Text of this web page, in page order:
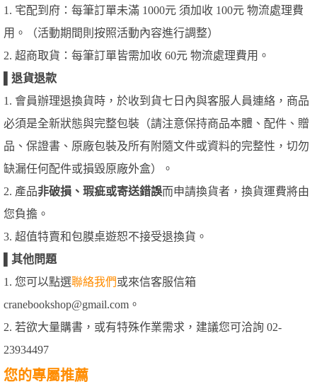
1. 宅配到府：每筆訂單未滿 1000元 須加收 100元 物流處理費
用。（活動期間則按照活動內容進行調整）
2. 超商取貨：每筆訂單皆需加收 60元 物流處理費用。
退貨退款
1. 會員辦理退換貨時，於收到貨七日內與客服人員連絡，商品
必須是全新狀態與完整包裝（請注意保持商品本體、配件、贈
品、保證書、原廠包裝及所有附隨文件或資料的完整性，切勿
缺漏任何配件或損毀原廠外盒）。
2. 產品非破損、瑕疵或寄送錯誤而申請換貨者，換貨運費將由
您負擔。
3. 超值特賣和包膜桌遊恕不接受退換貨。
其他問題
1. 您可以點選聯絡我們或來信客服信箱
cranebookshop@gmail.com。
2. 若欲大量購書，或有特殊作業需求，建議您可洽詢 02-
23934497
您的專屬推薦